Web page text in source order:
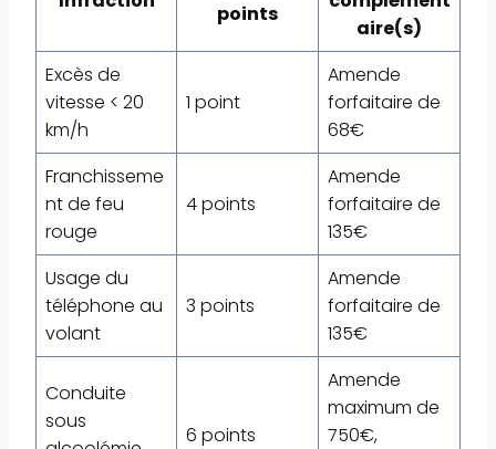
points
aire(s)
Excès de
vitesse < 20
km/h
1 point
Amende
forfaitaire de
68€
Franchisseme
nt de feu
rouge
4 points
Amende
forfaitaire de
135€
Usage du
téléphone au
volant
3 points
Amende
forfaitaire de
135€
Conduite
sous
6 points
Amende
maximum de
750€,